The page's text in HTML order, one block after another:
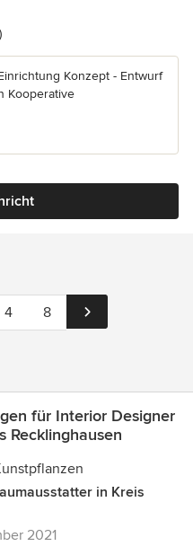
5 Sternen
Konzept - Entwurf
Kooperative
4 8
für Interior Designer
Recklinghausen
in Kreis
2021